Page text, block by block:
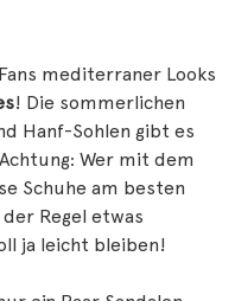
mediterraner Looks
! Die sommerlichen
Hanf-Sohlen gibt es
Wer mit dem
Schuhe am besten
Regel etwas
ja leicht bleiben!